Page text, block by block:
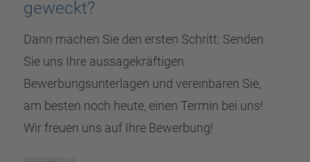
geweckt?
Dann machen Sie den ersten Schritt: Senden
Sie uns Ihre aussagekräftigen
Bewerbungsunterlagen und vereinbaren Sie,
am besten noch heute, einen Termin bei uns!
Wir freuen uns auf Ihre Bewerbung!